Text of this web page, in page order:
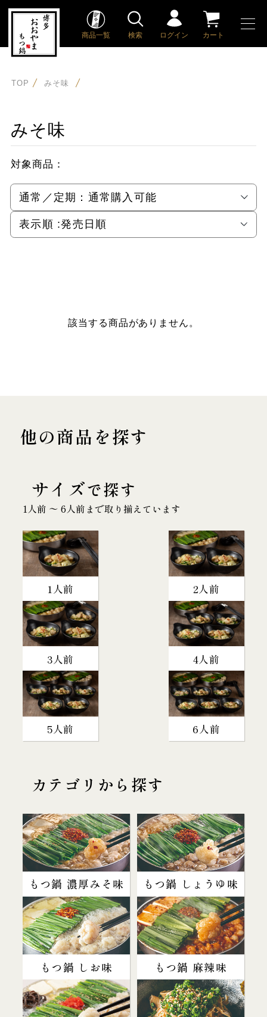
商品一覧 検索 ログイン カート
TOP みそ味
みそ味
対象商品：
通常／定期： 通常購入可能
表示順 :発売日順
該当する商品がありません。
他の商品を探す
サイズで探す
1人前 〜 6人前まで取り揃えています
1人前 2人前
3人前 4人前
5人前 6人前
カテゴリから探す
もつ鍋 濃厚みそ味 もつ鍋 しょうゆ味
もつ鍋 しお味 もつ鍋 麻辣味